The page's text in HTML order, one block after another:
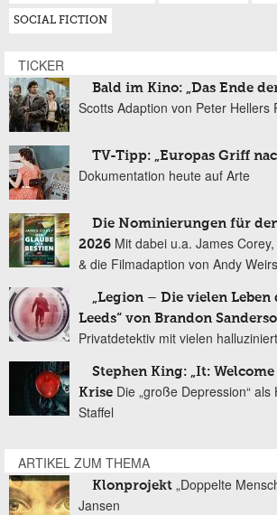
SOCIAL FICTION
TICKER
Bald im Kino: „Das Ende
Scotts Adaption von Peter Hellers
TV-Tipp: „Europas Griff
Dokumentation heute auf Arte
Die Nominierungen für
2026 Mit dabei u.a. James
& die Filmadaption von Andy
„Legion – Die vielen Leben
Leeds“ von Brandon
Privatdetektiv mit vielen
Stephen King: „It:
Krise Die „große Depression“
Staffel
ARTIKEL ZUM THEMA
Klonprojekt „Doppelte
Jansen